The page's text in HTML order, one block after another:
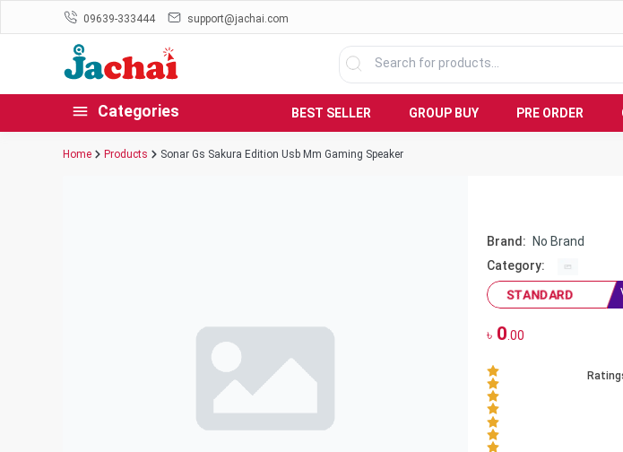
09639-333444 support@jachai.com
Categories BEST SELLER GROUP BUY PRE ORDER
Home Products Sonar Gs Sakura Edition Usb Mm Gaming Speaker
Brand:
No Brand
Category:
STANDARD
৳0 .00